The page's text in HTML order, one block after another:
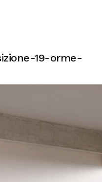
19-orme-